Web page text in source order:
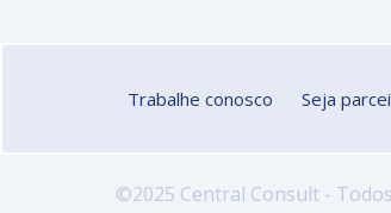
Trabalhe conosco Seja
©2025 Central Consult -